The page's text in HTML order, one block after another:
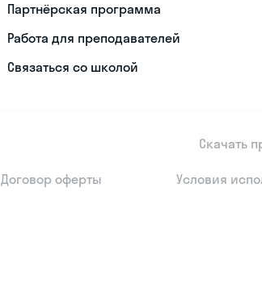
Партнёрская программа
Работа для преподавателей
Связаться со школой
Скачать
Договор оферты Условия